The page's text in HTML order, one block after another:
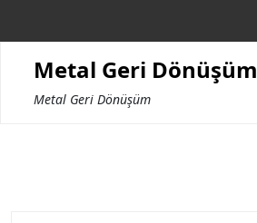
Metal Geri Dönüşüm
Metal Geri Dönüşüm